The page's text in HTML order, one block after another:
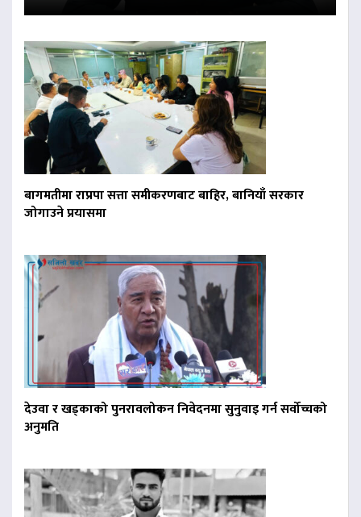
बागमतीमा राप्रपा सत्ता समीकरणबाट बाहिर, बानियाँ सरकार
जोगाउने प्रयासमा
देउवा र खड्काको पुनरावलोकन निवेदनमा सुनुवाइ गर्न सर्वोच्चको
अनुमति